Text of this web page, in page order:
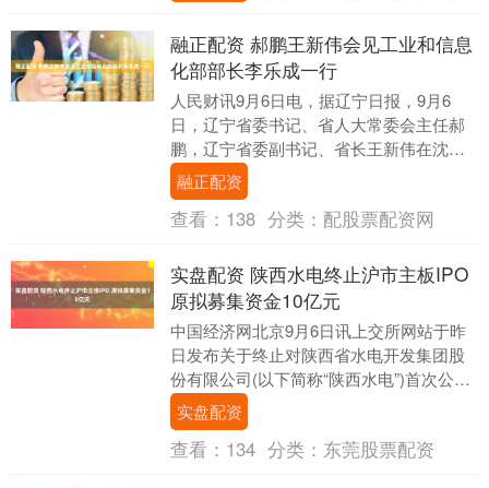
融正配资 郝鹏王新伟会见工业和信息
化部部长李乐成一行
人民财讯9月6日电，据辽宁日报，9月6
日，辽宁省委书记、省人大常委会主任郝
鹏，辽宁省委副书记、省长王新伟在沈阳
会见来辽出席2025全球工业互联网大会的
工业和信息....
融正配资
查看： 138 分类： 配股票配资网
实盘配资 陕西水电终止沪市主板IPO
原拟募集资金10亿元
中国经济网北京9月6日讯上交所网站于昨
日发布关于终止对陕西省水电开发集团股
份有限公司(以下简称“陕西水电”)首次公开
发行股票并在沪市主板上市审核的决定。
上交所....
实盘配资
查看： 134 分类： 东莞股票配资